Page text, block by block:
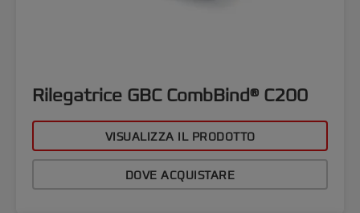
Rilegatrice GBC CombBind® C200
VISUALIZZA IL PRODOTTO
DOVE ACQUISTARE